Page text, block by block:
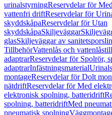
urinalstyrningReservdelar för
vattenfri driftReservdelar för
skyddskåpaReservdelar för Utan
skyddskåpaSkiljeväggar
glasSkiljeväggar av sanitetsporslin
TillbehörVattenlås och
adaptrarReservdelar för Spolrör,
adaptrarInfästningsmaterial
montageReservdelar för Dolt
nätdriftReservdelar för Med
elektronisk spolning, batteridrift
spolning, batteridriftMed
pneumatisk spolning